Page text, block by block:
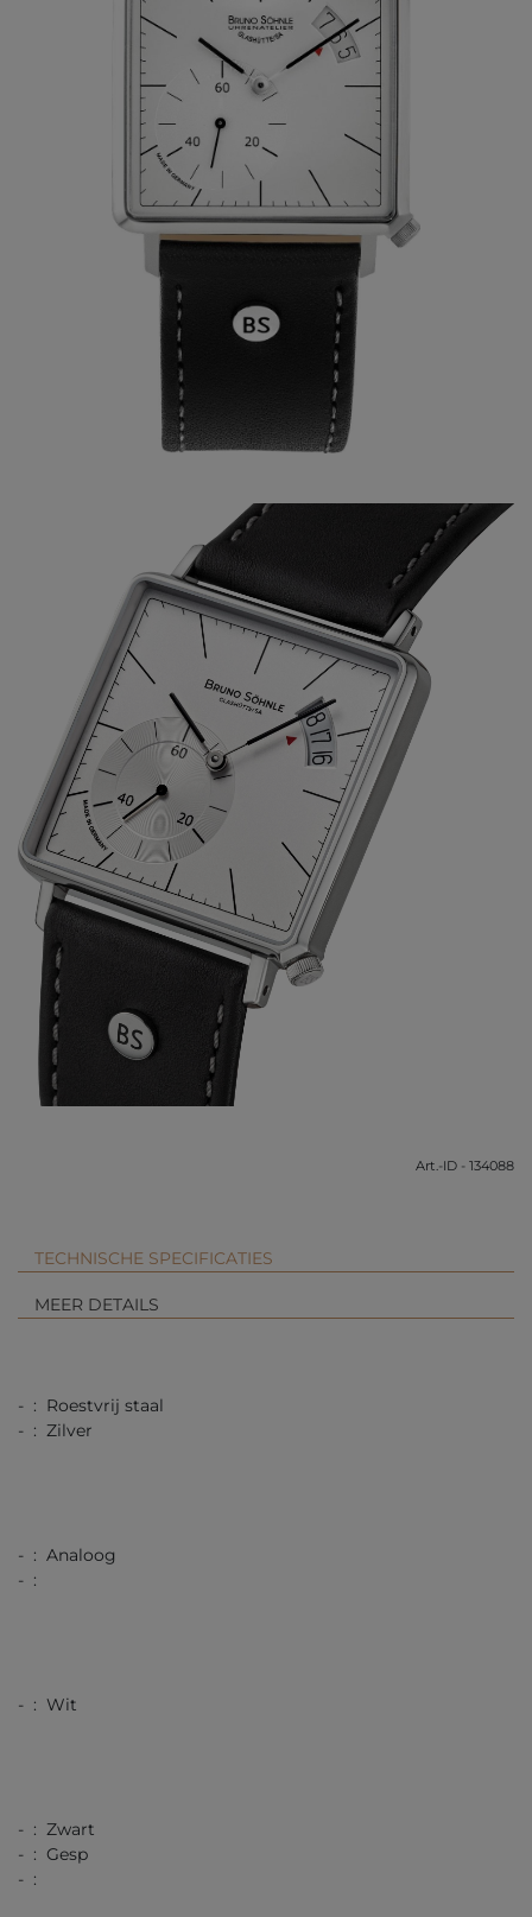
Art.-ID - 134088
TECHNISCHE SPECIFICATIES
MEER DETAILS
- : Roestvrij staal
- : Zilver
- : Analoog
- :
- : Wit
- : Zwart
- : Gesp
- :